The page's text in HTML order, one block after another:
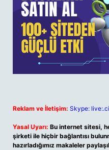
Reklam ve İletişim: Skype:
Yasal Uyarı: Bu internet sitesi,
şirketi ile hiçbir bağlantısı
hazırladığımız makaleler